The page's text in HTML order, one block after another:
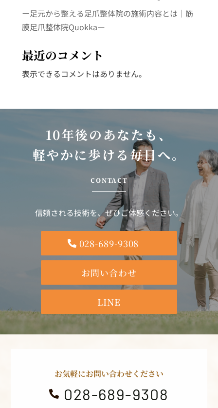
ー足元から整える足爪整体院の施術内容とは｜筋
膜足爪整体院Quokkaー
最近のコメント
表示できるコメントはありません。
10年後のあなたも、
軽やかに歩ける毎日へ。
CONTACT
信頼される技術を、ぜひご体感ください。
028-689-9308
お問い合わせ
LINE
お気軽にお問い合わせください
 028-689-9308